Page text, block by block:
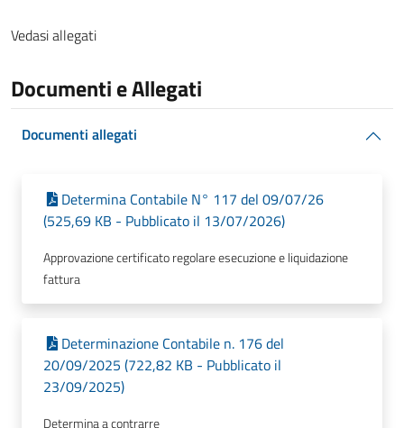
Vedasi allegati
Documenti e Allegati
Documenti allegati
Determina Contabile N° 117 del 09/07/26
(525,69 KB - Pubblicato il 13/07/2026)
Approvazione certificato regolare esecuzione e liquidazione
fattura
Determinazione Contabile n. 176 del
20/09/2025 (722,82 KB - Pubblicato il
23/09/2025)
Determina a contrarre